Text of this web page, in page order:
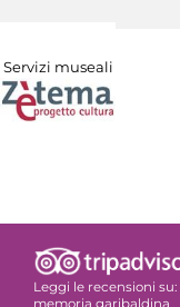
Servizi museali
Leggi le recensioni su: